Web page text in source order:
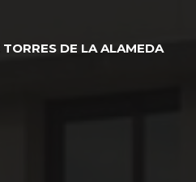
DE LA ALAMEDA